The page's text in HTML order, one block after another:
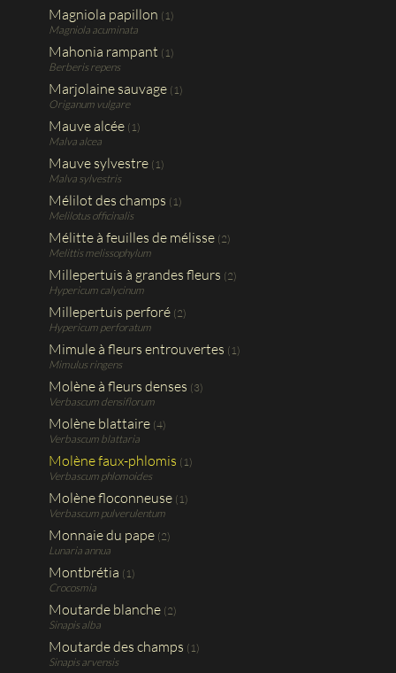
Magniola papillon (1)
Magniola acuminata
Mahonia rampant (1)
Berberis repens
Marjolaine sauvage (1)
Origanum vulgare
Mauve alcée (1)
Malva alcea
Mauve sylvestre (1)
Malva sylvestris
Mélilot des champs (1)
Melilotus officinalis
Mélitte à feuilles de mélisse (2)
Melittis melissophylum
Millepertuis à grandes fleurs (2)
Hypericum calycinum
Millepertuis perforé (2)
Hypericum perforatum
Mimule à fleurs entrouvertes (1)
Mimulus ringens
Molène à fleurs denses (3)
Verbascum densiflorum
Molène blattaire (4)
Verbascum blattaria
Molène faux-phlomis (1)
Verbascum phlomoides
Molène floconneuse (1)
Verbascum pulverulentum
Monnaie du pape (2)
Lunaria annua
Montbrétia (1)
Crocosmia
Moutarde blanche (2)
Sinapis alba
Moutarde des champs (1)
Sinapis arvensis